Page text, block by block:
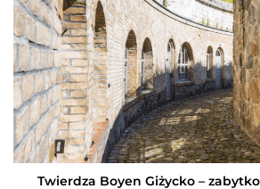
Twierdza Boyen Giżycko –